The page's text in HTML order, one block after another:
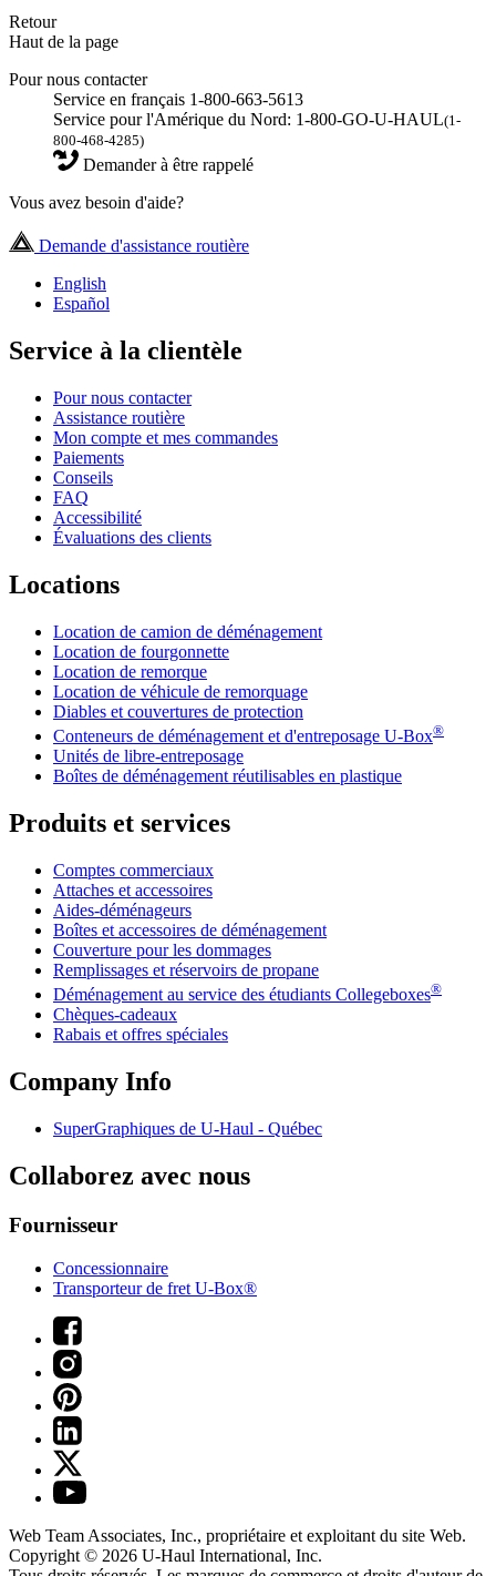
Retour
Haut de la page
Pour nous contacter
Service en français 1-800-663-5613
Service pour l'Amérique du Nord: 1-800-GO-U-HAUL(1-
800-468-4285)
Demander à être rappelé
Vous avez besoin d'aide?
Demande d'assistance routière
English
Español
Service à la clientèle
Pour nous contacter
Assistance routière
Mon compte et mes commandes
Paiements
Conseils
FAQ
Accessibilité
Évaluations des clients
Locations
Location de camion de déménagement
Location de fourgonnette
Location de remorque
Location de véhicule de remorquage
Diables et couvertures de protection
Conteneurs de déménagement et d'entreposage U-Box®
Unités de libre-entreposage
Boîtes de déménagement réutilisables en plastique
Produits et services
Comptes commerciaux
Attaches et accessoires
Aides-déménageurs
Boîtes et accessoires de déménagement
Couverture pour les dommages
Remplissages et réservoirs de propane
Déménagement au service des étudiants Collegeboxes®
Chèques-cadeaux
Rabais et offres spéciales
Company Info
SuperGraphiques de U-Haul - Québec
Collaborez avec nous
Fournisseur
Concessionnaire
Transporteur de fret U-Box®
Web Team Associates, Inc., propriétaire et exploitant du site Web.
Copyright © 2026 U-Haul International, Inc.